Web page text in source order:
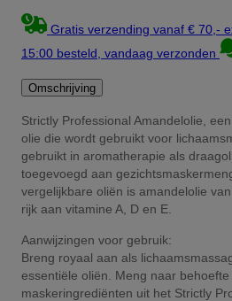
Gratis verzending vanaf € 70,-
15:00 besteld, vandaag verzonden
Omschrijving
Strictly Professional Amandelolie,
olie die wordt gebruikt voor
gebruikt in aromatherapie als
toegevoegd aan
vergelijkbare oliën is amandelolie
rijk aan vitamine A, D en E.
Aanwijzingen voor gebruik:
Breng royaal aan als
essentiële oliën. Meng naar
maskeringrediënten uit het Strictly